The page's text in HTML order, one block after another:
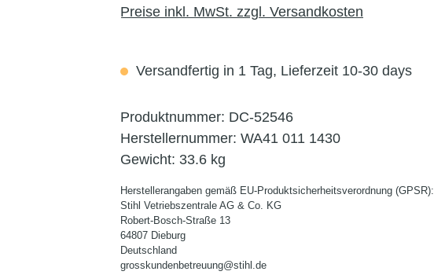
Preise inkl. MwSt. zzgl. Versandkosten
Versandfertig in 1 Tag, Lieferzeit 10-30 days
Produktnummer: DC-52546
Herstellernummer: WA41 011 1430
Gewicht: 33.6 kg
Herstellerangaben gemäß EU-Produktsicherheitsverordnung (GPSR):
Stihl Vetriebszentrale AG & Co. KG
Robert-Bosch-Straße 13
64807 Dieburg
Deutschland
grosskundenbetreuung@stihl.de